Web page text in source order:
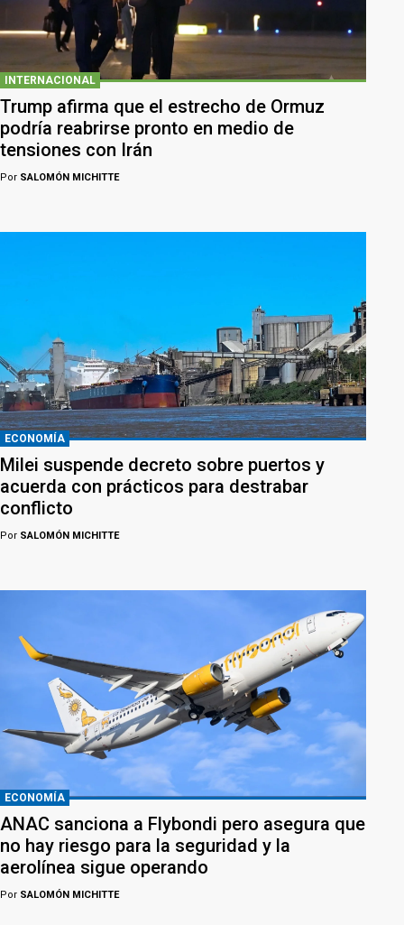
INTERNACIONAL
Trump afirma que el estrecho de Ormuz
podría reabrirse pronto en medio de
tensiones con Irán
Por SALOMÓN MICHITTE
ECONOMÍA
Milei suspende decreto sobre puertos y
acuerda con prácticos para destrabar
conflicto
Por SALOMÓN MICHITTE
ECONOMÍA
ANAC sanciona a Flybondi pero asegura que
no hay riesgo para la seguridad y la
aerolínea sigue operando
Por SALOMÓN MICHITTE